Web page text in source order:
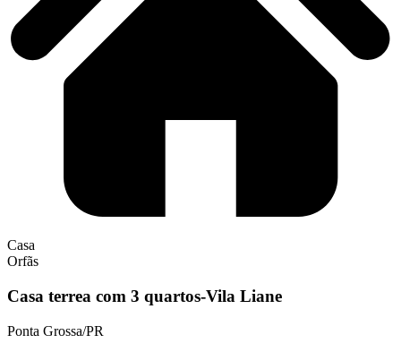
Casa
Orfãs
Casa terrea com 3 quartos-Vila Liane
Ponta Grossa/PR